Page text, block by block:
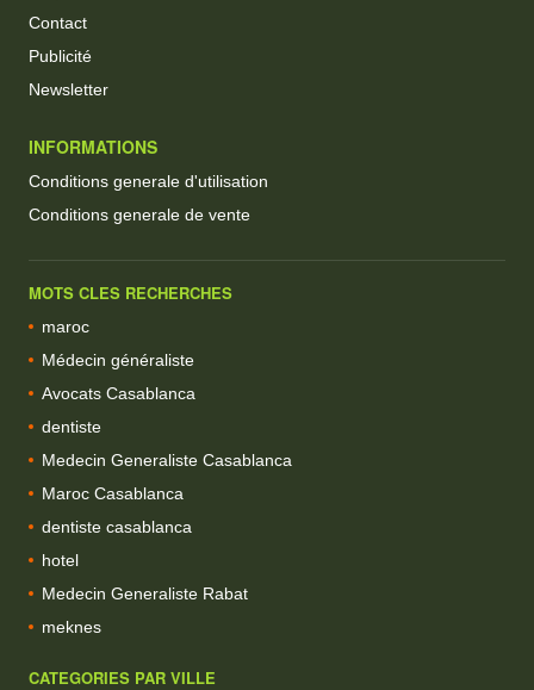
Contact
Publicité
Newsletter
INFORMATIONS
Conditions generale d'utilisation
Conditions generale de vente
MOTS CLES RECHERCHES
maroc
Médecin généraliste
Avocats Casablanca
dentiste
Medecin Generaliste Casablanca
Maroc Casablanca
dentiste casablanca
hotel
Medecin Generaliste Rabat
meknes
CATEGORIES PAR VILLE